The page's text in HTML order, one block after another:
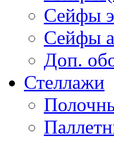
Сейфы
Cейфы
Доп.
Стеллажи